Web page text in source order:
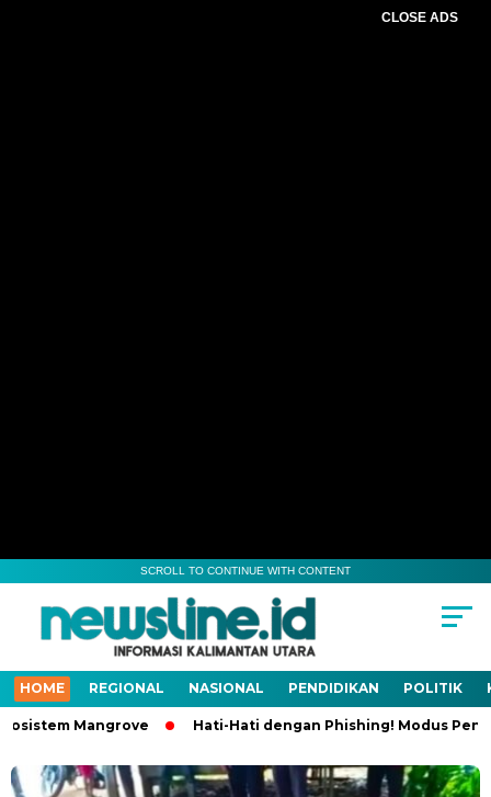
CLOSE ADS
SCROLL TO CONTINUE WITH CONTENT
HOME REGIONAL NASIONAL PENDIDIKAN POLITIK
Mangrove Hati-Hati dengan Phishing! Modus